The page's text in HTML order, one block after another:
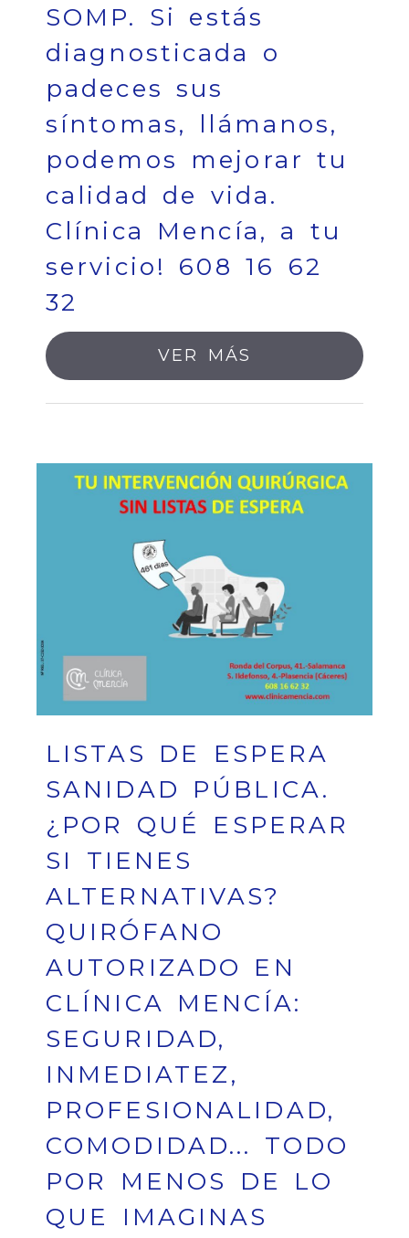
SOMP. Si estás
diagnosticada o
padeces sus
síntomas, llámanos,
podemos mejorar tu
calidad de vida.
Clínica Mencía, a tu
servicio! 608 16 62
32
VER MÁS
LISTAS DE ESPERA
SANIDAD PÚBLICA.
¿POR QUÉ ESPERAR
SI TIENES
ALTERNATIVAS?
QUIRÓFANO
AUTORIZADO EN
CLÍNICA MENCÍA:
SEGURIDAD,
INMEDIATEZ,
PROFESIONALIDAD,
COMODIDAD... TODO
POR MENOS DE LO
QUE IMAGINAS